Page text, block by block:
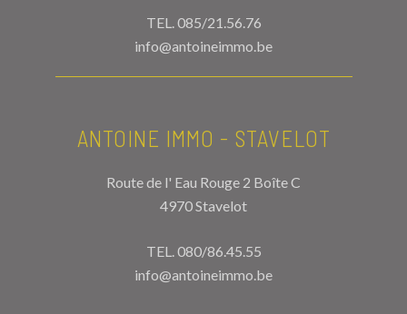
TEL.085/21.56.76
info@antoineimmo.be
ANTOINE IMMO - STAVELOT
Route de l' Eau Rouge 2 Boîte C
4970 Stavelot
TEL.080/86.45.55
info@antoineimmo.be